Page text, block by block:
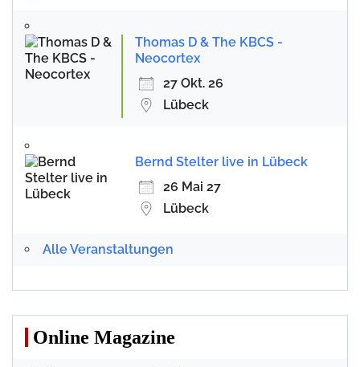
Thomas D & The KBCS -
Neocortex
27 Okt. 26
Lübeck
Bernd Stelter live in Lübeck
26 Mai 27
Lübeck
Alle Veranstaltungen
Online Magazine